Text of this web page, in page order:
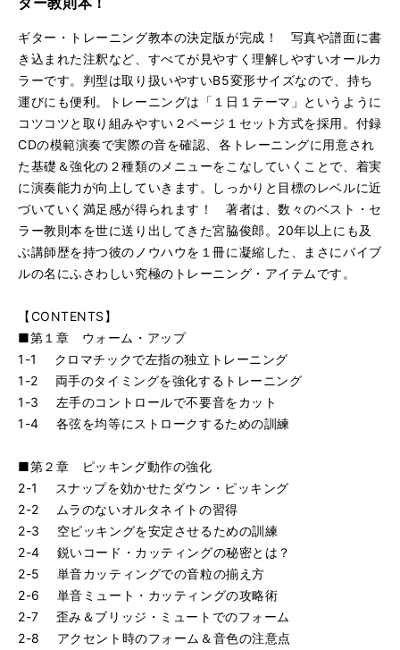
る
生
す
る
再
生
す
る
再
生
す
る
５８：バッキングにメロディを絡める手法
再
生
す
る
６４：ジャズ・ブルースでのバッキング
再
生
す
７１：ワウを使ったファンク・フレーズ
再
す
る
７４：ウォーキング・ベース＋コンピング
再
生
す
る
７５：連続で転調をくり返すジャズ・ソロ
再
生
る
７９：本書の総まとめエチュード
ギター・トレーニング教本の決定版が完成！ 写真や譜面に書
き込まれた注釈など、すべてが見やすく理解しやすいオールカ
ラーです。判型は取り扱いやすいB5変形サイズなので、持ち
運びにも便利。トレーニングは「１日１テーマ」というように
コツコツと取り組みやすい２ページ１セット方式を採用。付録
CDの模範演奏で実際の音を確認、各トレーニングに用意され
た基礎＆強化の２種類のメニューをこなしていくことで、着実
に演奏能力が向上していきます。しっかりと目標のレベルに近
づいていく満足感が得られます！ 著者は、数々のベスト・セ
ラー教則本を世に送り出してきた宮脇俊郎。20年以上にも及
ぶ講師歴を持つ彼のノウハウを１冊に凝縮した、まさにバイブ
ルの名にふさわしい究極のトレーニング・アイテムです。
【CONTENTS】
■第１章 ウォーム・アップ
1-1 クロマチックで左指の独立トレーニング
1-2 両手のタイミングを強化するトレーニング
1-3 左手のコントロールで不要音をカット
1-4 各弦を均等にストロークするための訓練
■第２章 ピッキング動作の強化
2-1 スナップを効かせたダウン・ピッキング
2-2 ムラのないオルタネイトの習得
2-3 空ピッキングを安定させるための訓練
2-4 鋭いコード・カッティングの秘密とは？
2-5 単音カッティングでの音粒の揃え方
2-6 単音ミュート・カッティングの攻略術
2-7 歪み＆ブリッジ・ミュートでのフォーム
2-8 アクセント時のフォーム＆音色の注意点